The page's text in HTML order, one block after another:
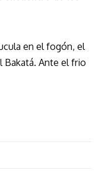
en el fogón, el
Bakatá. Ante el frio